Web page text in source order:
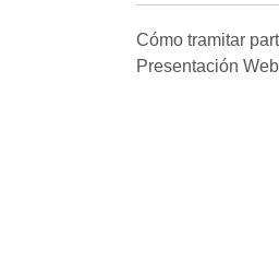
Cómo tramitar
Presentación